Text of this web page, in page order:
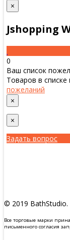
×
Jshopping
0
Ваш список
Товаров в
пожеланий
×
×
Задать вопрос
© 2019 BathStudio.
Все торговые марки
письменного согласия